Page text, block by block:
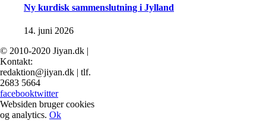
Ny kurdisk sammenslutning i Jylland
14. juni 2026
© 2010-2020 Jiyan.dk |
Kontakt:
redaktion@jiyan.dk | tlf.
2683 5664
facebooktwitter
Websiden bruger cookies
og analytics. Ok